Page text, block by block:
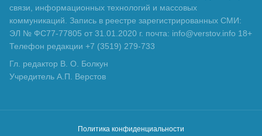
связи, информационных технологий и массовых
коммуникаций. Запись в реестре зарегистрированных СМИ:
ЭЛ № ФС77-77805 от 31.01.2020 г. почта: info@verstov.info 18+
Телефон редакции +7 (3519) 279-733
Гл. редактор В. О. Болкун
Учредитель А.П. Верстов
Политика конфиденциальности